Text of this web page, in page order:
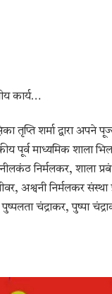
कार्य…
शर्मा द्वारा अपने
माध्यमिक शाला
निर्मलकर, शाला
निर्मलकर संस्था
चंद्राकर, पुष्पा